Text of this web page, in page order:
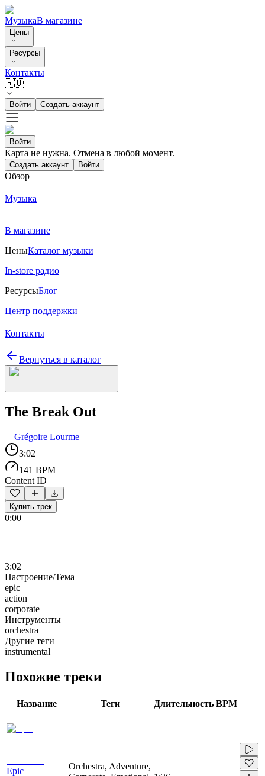
МузыкаВ магазине
Цены
Ресурсы
Контакты
🇷🇺
Войти Создать аккаунт
Войти
Карта не нужна. Отмена в любой момент.
Создать аккаунт Войти
Обзор
Музыка
В магазине
ЦеныКаталог музыки
In-store радио
РесурсыБлог
Центр поддержки
Контакты
Вернуться в каталог
The Break Out
—Grégoire Lourme
3:02
141 BPM
Content ID
Купить трек
0:00
3:02
Настроение/Тема
epic
action
corporate
Инструменты
orchestra
Другие теги
instrumental
Похожие треки
Название Теги Длительность BPM
Epic
Orchestra, Adventure,